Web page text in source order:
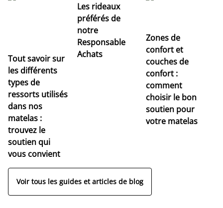
Tout savoir sur
les différents
types de
ressorts utilisés
dans nos
matelas :
trouvez le
soutien qui
vous convient
Les rideaux
préférés de
notre
Responsable
Achats
Zones de
confort et
couches de
confort :
comment
choisir le bon
soutien pour
votre matelas
Voir tous les guides et articles de blog